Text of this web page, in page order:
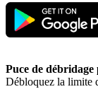
Puce de débridage
Débloquez la limite